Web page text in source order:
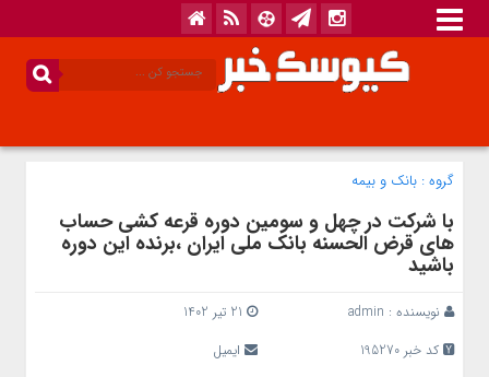
گروه : بانک‌ و بیمه
با شرکت در چهل و سومین دوره قرعه کشی حساب
های قرض الحسنه بانک ملی ایران ،برنده این دوره
باشید
نویسنده : admin
کد خبر 195270
ایمیل